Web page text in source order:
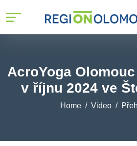
AcroYoga
v říjnu 2024 ve
Home Video